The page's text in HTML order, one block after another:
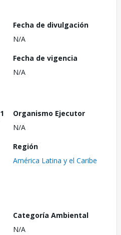
Fecha de divulgación
N/A
Fecha de vigencia
N/A
1
Organismo Ejecutor
N/A
Región
América Latina y el Caribe
Categoría Ambiental
N/A